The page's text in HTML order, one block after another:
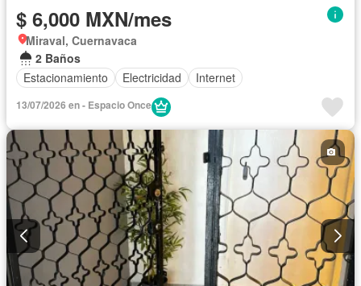
$ 6,000 MXN/mes
Miraval, Cuernavaca
2 Baños
Estacionamiento
Electricidad Internet
13/07/2026 en - Espacio Once